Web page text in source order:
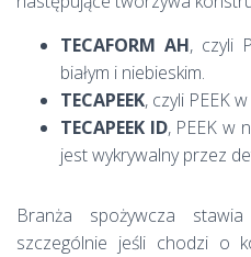
TECAFORM AH, czyli
białym i niebieskim.
TECAPEEK, czyli PEEK
TECAPEEK ID, PEEK w
jest wykrywalny przez
Branża spożywcza stawia
szczególnie jeśli chodzi o